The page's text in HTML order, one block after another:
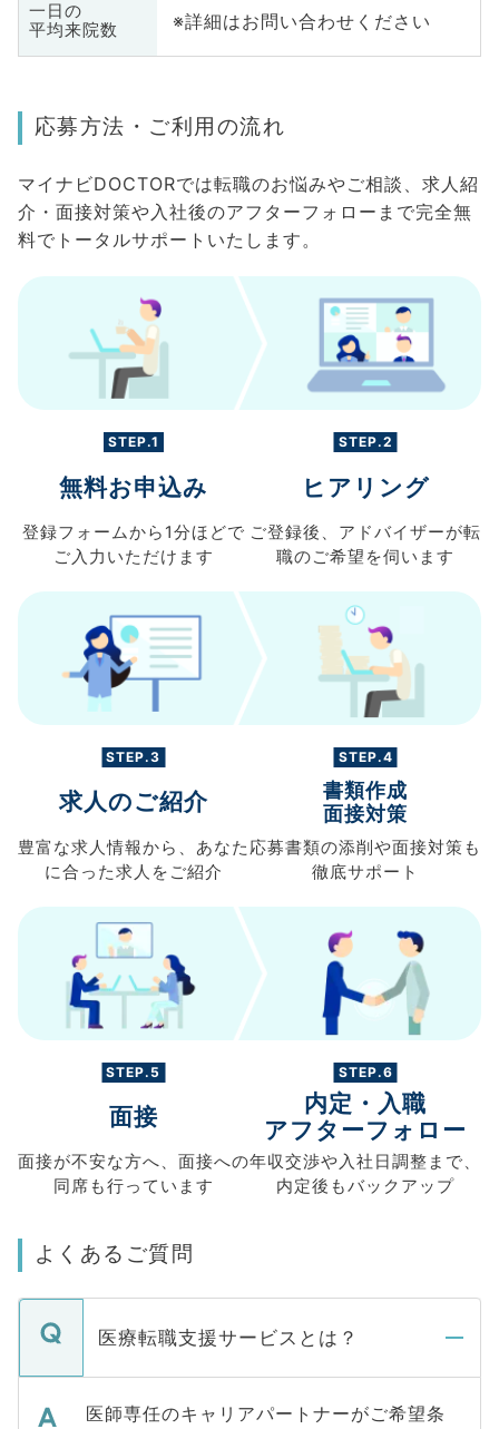
一日の
平均来院数
※詳細はお問い合わせください
応募方法・ご利用の流れ
マイナビDOCTORでは転職のお悩みやご相談、求人紹
介・面接対策や入社後のアフターフォローまで完全無
料でトータルサポートいたします。
STEP.1
無料お申込み
登録フォームから 1分ほどで
ご入力 いただけます
STEP.2
ヒアリング
ご登録後、 アドバイザーが転
職のご希望を伺います
STEP.3
求人のご紹介
豊富な求人情報から、 あなた
に合った求人を ご紹介
STEP.4
書類作成
面接対策
応募書類の添削や面接対策も
徹底サポート
STEP.5
面接
面接が不安な方へ、 面接への
同席も行っています
STEP.6
内定・入職
アフターフォロー
年収交渉や入社日調整まで、
内定後もバックアップ
よくあるご質問
医療転職支援サービスとは？
医師専任のキャリアパートナーがご希望条